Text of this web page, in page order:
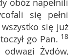
obóz napełnili
się pełni
się już
go Pan. 18
Żydów,